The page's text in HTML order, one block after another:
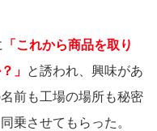
「これから商品を取り
」 と誘われ、興味があ
前も工場の場所も秘密
乗させてもらった。